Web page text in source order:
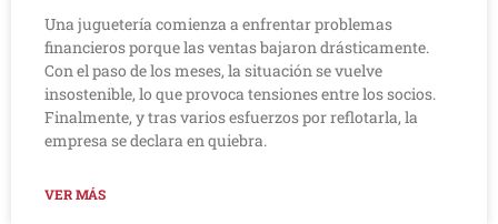
Una juguetería comienza a enfrentar problemas
financieros porque las ventas bajaron drásticamente.
Con el paso de los meses, la situación se vuelve
insostenible, lo que provoca tensiones entre los socios.
Finalmente, y tras varios esfuerzos por reflotarla, la
empresa se declara en quiebra.
VER MÁS